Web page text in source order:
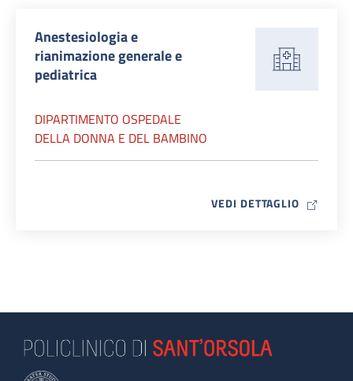
Anestesiologia e
rianimazione generale e
pediatrica
DIPARTIMENTO OSPEDALE
DELLA DONNA E DEL BAMBINO
VEDI DETTAGLIO MAP ICON